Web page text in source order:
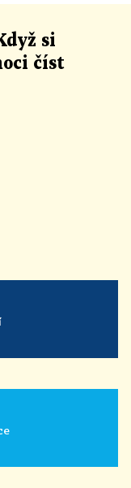
si
číst